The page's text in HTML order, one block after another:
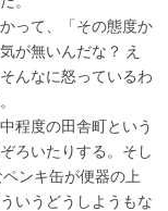
って、「その態度か
が無いんだな？ え
んなに怒っているわ
程度の田舎町という
ろいたりする。そし
ンキ缶が便器の上
いうどうしようもな